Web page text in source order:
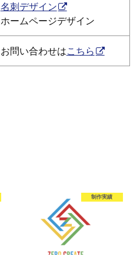
名刺デザイン
ホームページデザイン
お問い合わせはこちら
制作実績